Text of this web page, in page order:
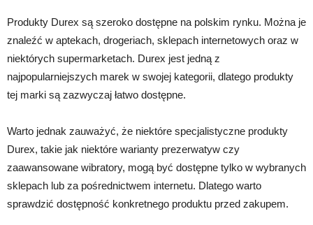
Produkty Durex są szeroko dostępne na polskim rynku. Można je
znaleźć w aptekach, drogeriach, sklepach internetowych oraz w
niektórych supermarketach. Durex jest jedną z
najpopularniejszych marek w swojej kategorii, dlatego produkty
tej marki są zazwyczaj łatwo dostępne.
Warto jednak zauważyć, że niektóre specjalistyczne produkty
Durex, takie jak niektóre warianty prezerwatyw czy
zaawansowane wibratory, mogą być dostępne tylko w wybranych
sklepach lub za pośrednictwem internetu. Dlatego warto
sprawdzić dostępność konkretnego produktu przed zakupem.